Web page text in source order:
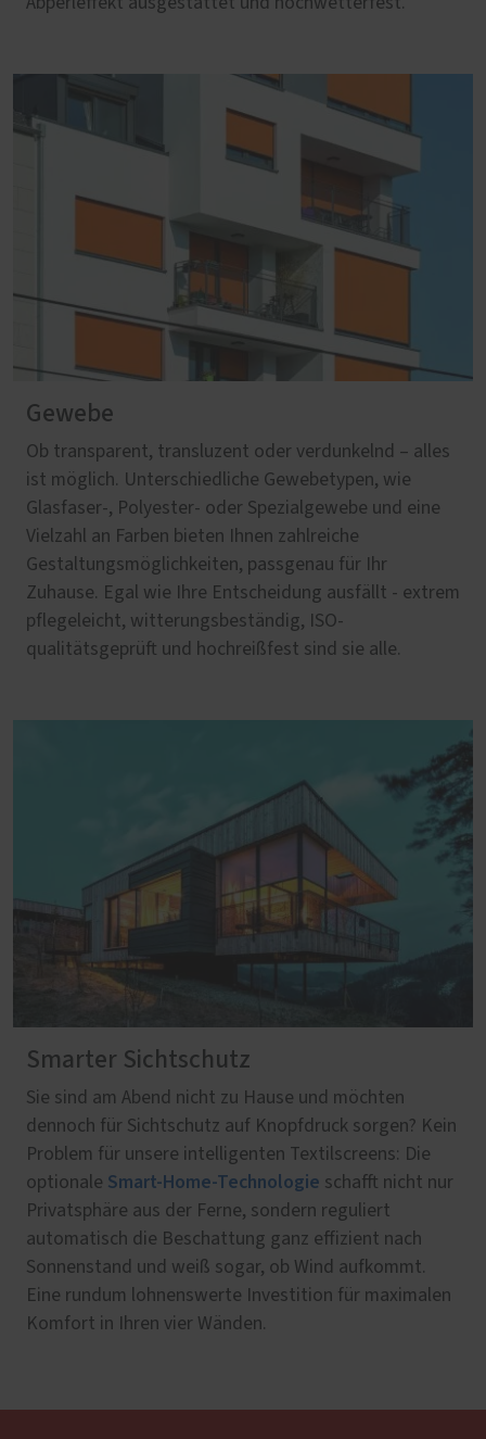
Gewebe
Ob transparent, transluzent oder verdunkelnd – alles
ist möglich. Unterschiedliche Gewebetypen, wie
Glasfaser-, Polyester- oder Spezialgewebe und eine
Vielzahl an Farben bieten Ihnen zahlreiche
Gestaltungsmöglichkeiten, passgenau für Ihr
Zuhause. Egal wie Ihre Entscheidung ausfällt - extrem
pflegeleicht, witterungsbeständig, ISO-
qualitätsgeprüft und hochreißfest sind sie alle.
Smarter Sichtschutz
Sie sind am Abend nicht zu Hause und möchten
dennoch für Sichtschutz auf Knopfdruck sorgen? Kein
Problem für unsere intelligenten Textilscreens: Die
optionale Smart-Home-Technologie schafft nicht nur
Privatsphäre aus der Ferne, sondern reguliert
automatisch die Beschattung ganz effizient nach
Sonnenstand und weiß sogar, ob Wind aufkommt.
Eine rundum lohnenswerte Investition für maximalen
Komfort in Ihren vier Wänden.